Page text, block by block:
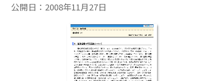
公開日： 2008年11月27日